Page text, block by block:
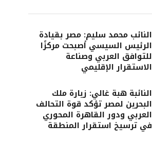
النائب محمد سليم: مصر بقيادة
الرئيس السيسي أصبحت مركزًا
للتوافق العربي وصناعة
الاستقرار الإقليمي
النائبة هبة غالي: زيارة ملك
البحرين لمصر تؤكد قوة التحالف
العربي ودور القاهرة المحوري
في ترسيخ استقرار المنطقة